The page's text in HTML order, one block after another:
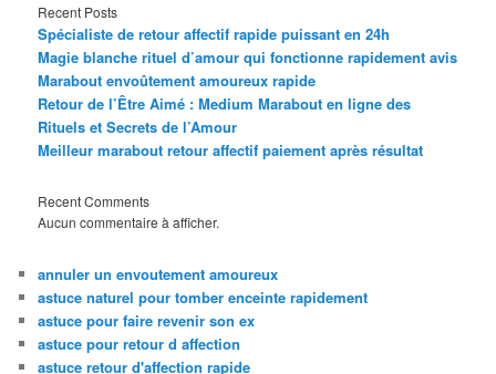
Recent Posts
Spécialiste de retour affectif rapide puissant en 24h
Magie blanche rituel d’amour qui fonctionne rapidement avis
Marabout envoûtement amoureux rapide
Retour de l’Être Aimé : Medium Marabout en ligne des
Rituels et Secrets de l’Amour
Meilleur marabout retour affectif paiement après résultat
Recent Comments
Aucun commentaire à afficher.
annuler un envoutement amoureux
astuce naturel pour tomber enceinte rapidement
astuce pour faire revenir son ex
astuce pour retour d affection
astuce retour d'affection rapide